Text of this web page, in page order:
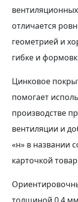
отличается
геометрией и
гибке и
Цинковое
помогает
производстве
вентиляции и
«н» в названии
карточкой